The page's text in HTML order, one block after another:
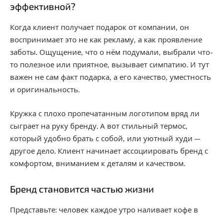
эффективной?
Когда клиент получает подарок от компании, он
воспринимает это не как рекламу, а как проявление
заботы. Ощущение, что о нём подумали, выбрали что-
то полезное или приятное, вызывает симпатию. И тут
важен не сам факт подарка, а его качество, уместность
и оригинальность.
Кружка с плохо пропечатанным логотипом вряд ли
сыграет на руку бренду. А вот стильный термос,
который удобно брать с собой, или уютный худи —
другое дело. Клиент начинает ассоциировать бренд с
комфортом, вниманием к деталям и качеством.
Бренд становится частью жизни
Представьте: человек каждое утро наливает кофе в